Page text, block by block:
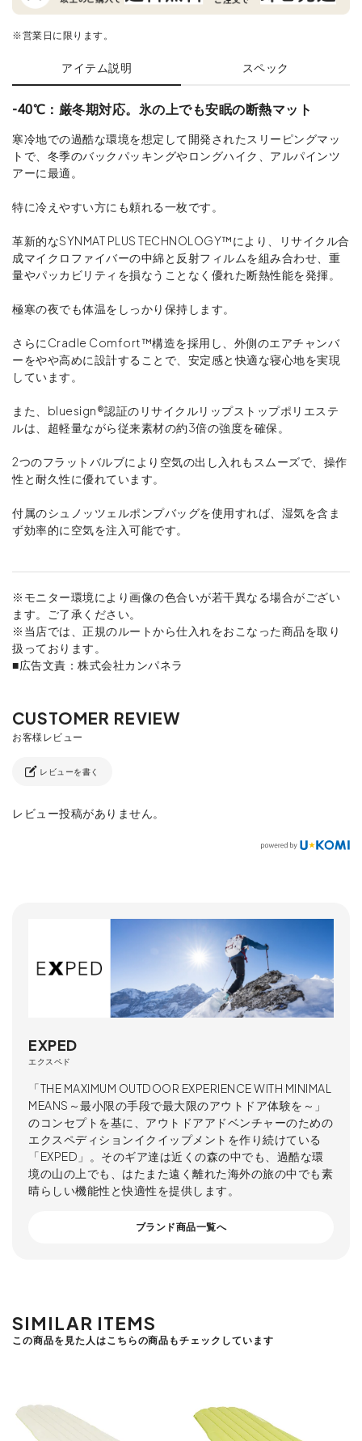
※営業日に限ります。
アイテム説明 スペック
-40℃：厳冬期対応。氷の上でも安眠の断熱マット
寒冷地での過酷な環境を想定して開発されたスリーピングマッ
トで、冬季のバックパッキングやロングハイク、アルパインツ
アーに最適。
特に冷えやすい方にも頼れる一枚です。
革新的なSYNMAT PLUS TECHNOLOGY™により、リサイクル合
成マイクロファイバーの中綿と反射フィルムを組み合わせ、重
量やパッカビリティを損なうことなく優れた断熱性能を発揮。
極寒の夜でも体温をしっかり保持します。
さらにCradle Comfort™構造を採用し、外側のエアチャンバ
ーをやや高めに設計することで、安定感と快適な寝心地を実現
しています。
また、bluesign®認証のリサイクルリップストップポリエステ
ルは、超軽量ながら従来素材の約3倍の強度を確保。
2つのフラットバルブにより空気の出し入れもスムーズで、操作
性と耐久性に優れています。
付属のシュノッツェルポンプバッグを使用すれば、湿気を含ま
ず効率的に空気を注入可能です。
※モニター環境により画像の色合いが若干異なる場合がござい
ます。ご了承ください。
※当店では、正規のルートから仕入れをおこなった商品を取り
扱っております。
■広告文責：株式会社カンパネラ
レビューを書く
レビュー投稿がありません。
EXPED
エクスペド
「THE MAXIMUM OUTDOOR EXPERIENCE WITH MINIMAL
MEANS～最小限の手段で最大限のアウトドア体験を～」
のコンセプトを基に、アウトドアアドベンチャーのための
エクスペディションイクイップメントを作り続けている
「EXPED」。そのギア達は近くの森の中でも、過酷な環
境の山の上でも、はたまた遠く離れた海外の旅の中でも素
晴らしい機能性と快適性を提供します。
ブランド商品一覧へ
SIMILAR ITEMS
この商品を見た人はこちらの商品もチェックしています